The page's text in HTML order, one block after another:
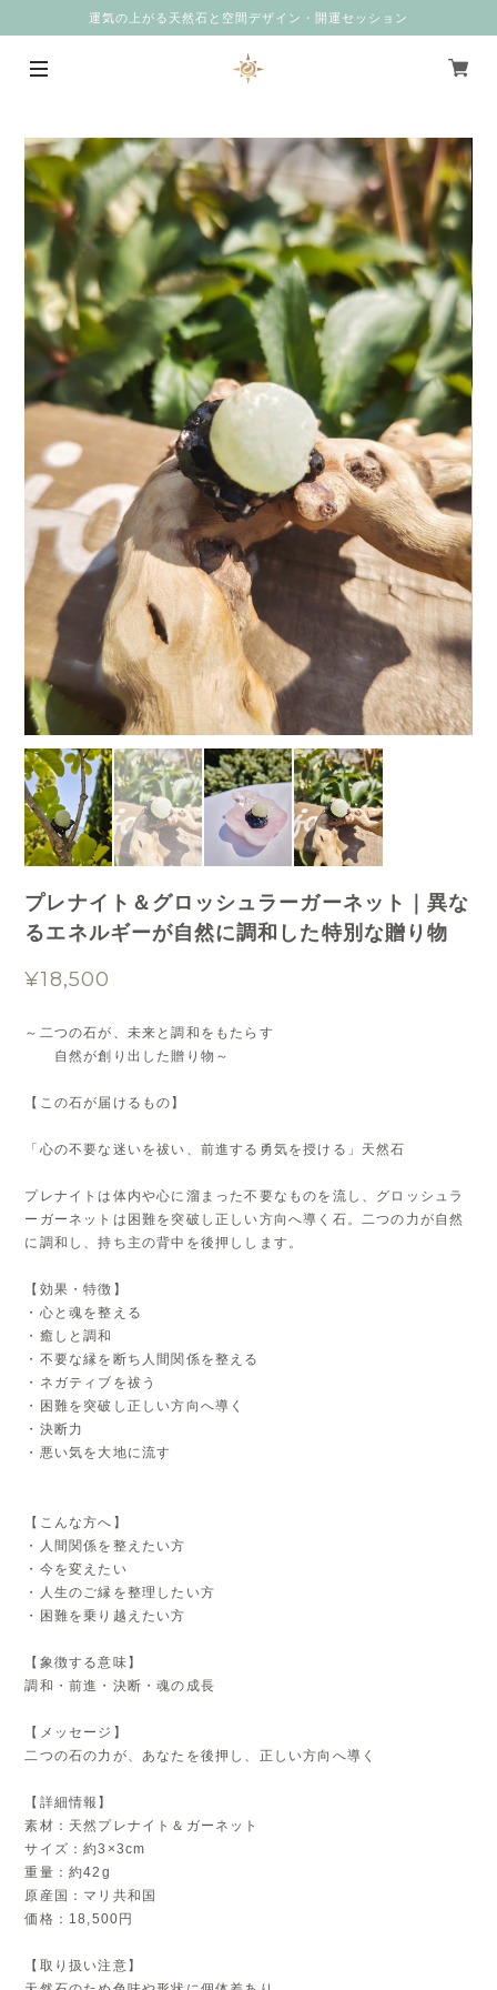
運気の上がる天然石と空間デザイン・開運セッション
プレナイト＆グロッシュラーガーネット｜異な
るエネルギーが自然に調和した特別な贈り物
¥18,500
～二つの石が、未来と調和をもたらす
自然が創り出した贈り物～
【この石が届けるもの】
「心の不要な迷いを祓い、前進する勇気を授ける」天然石
プレナイトは体内や心に溜まった不要なものを流し、グロッシュラ
ーガーネットは困難を突破し正しい方向へ導く石。二つの力が自然
に調和し、持ち主の背中を後押しします。
【効果・特徴】
・心と魂を整える
・癒しと調和
・不要な縁を断ち人間関係を整える
・ネガティブを祓う
・困難を突破し正しい方向へ導く
・決断力
・悪い気を大地に流す
【こんな方へ】
・人間関係を整えたい方
・今を変えたい
・人生のご縁を整理したい方
・困難を乗り越えたい方
【象徴する意味】
調和・前進・決断・魂の成長
【メッセージ】
二つの石の力が、あなたを後押し、正しい方向へ導く
【詳細情報】
素材：天然プレナイト＆ガーネット
サイズ：約3×3cm
重量：約42g
原産国：マリ共和国
価格：18,500円
【取り扱い注意】